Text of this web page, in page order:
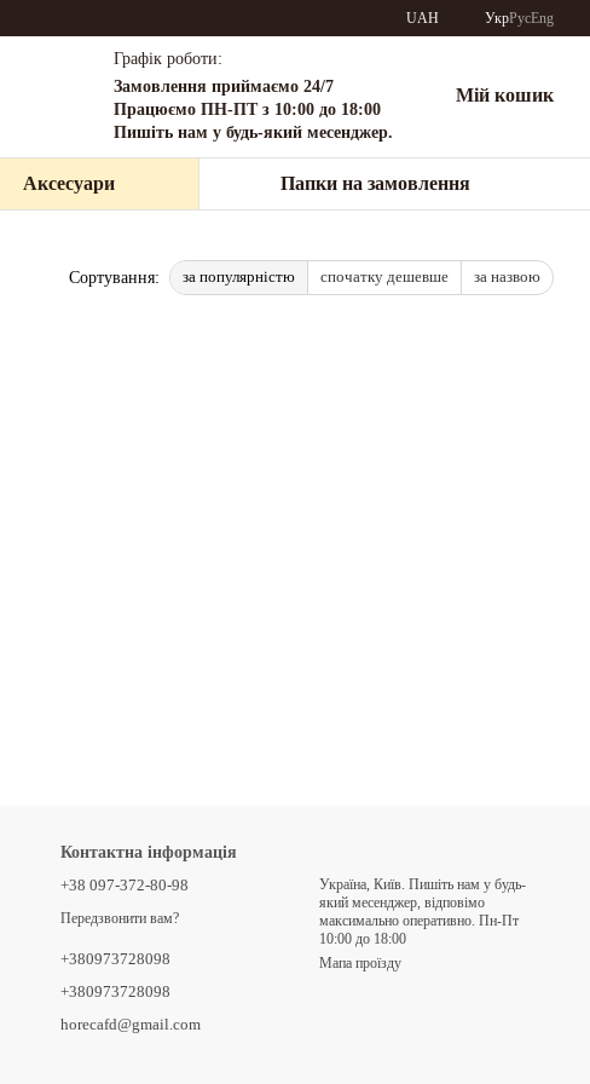
UAH УкрРусEng
Графік роботи:
Замовлення приймаємо 24/7
Працюємо ПН-ПТ з 10:00 до 18:00
Пишіть нам у будь-який месенджер.
Мій кошик
Аксесуари Папки на замовлення
Сортування: за популярністю спочатку дешевше за назвою
Контактна інформація
+38 097-372-80-98
Передзвонити вам?
+380973728098
+380973728098
horecafd@gmail.com
Україна, Київ. Пишіть нам у будь-
який месенджер, відповімо
максимально оперативно. Пн-Пт
10:00 до 18:00
Мапа проїзду